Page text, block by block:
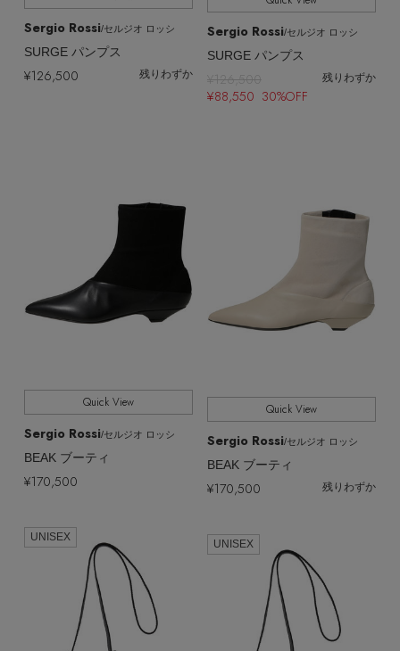
Sergio Rossi/セルジオ ロッシ
SURGE パンプス
¥126,500 残りわずか
Sergio Rossi/セルジオ ロッシ
SURGE パンプス
¥126,500 残りわずか
¥88,550 30%OFF
Quick View
Sergio Rossi/セルジオ ロッシ
BEAK ブーティ
¥170,500
Quick View
Sergio Rossi/セルジオ ロッシ
BEAK ブーティ
¥170,500 残りわずか
UNISEX
UNISEX